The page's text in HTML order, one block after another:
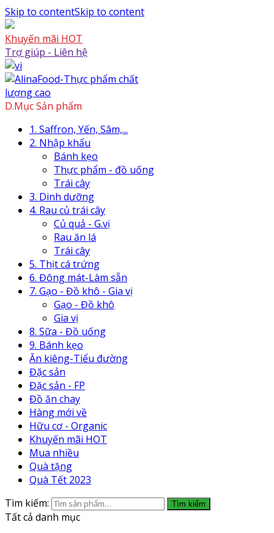
Skip to contentSkip to content
Khuyến mãi HOT
Trợ giúp - Liên hệ
D.Mục Sản phẩm
1. Saffron, Yến, Sâm,...
2. Nhập khẩu
Bánh kẹo
Thực phẩm - đồ uống
Trái cây
3. Dinh dưỡng
4. Rau củ trái cây
Củ quả - G.vị
Rau ăn lá
Trái cây
5. Thịt cá trứng
6. Đông mát-Làm sẵn
7. Gạo - Đồ khô - Gia vị
Gạo - Đồ khô
Gia vị
8. Sữa - Đồ uống
9. Bánh kẹo
Ăn kiêng-Tiểu đường
Đặc sản
Đặc sản - FP
Đồ ăn chay
Hàng mới về
Hữu cơ - Organic
Khuyến mãi HOT
Mua nhiều
Quà tặng
Quà Tết 2023
Tìm kiếm:
Tìm kiếm
Tất cả danh mục